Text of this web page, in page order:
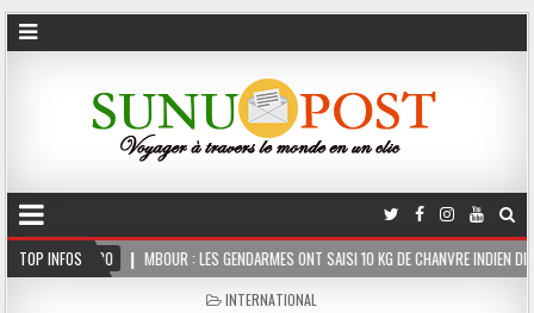
TOP INFOS
: LES GENDARMES ONT SAISI 10 KG DE CHANVRE INDIEN DISSIMULÉS DANS LE
POSTED
INTERNATIONAL